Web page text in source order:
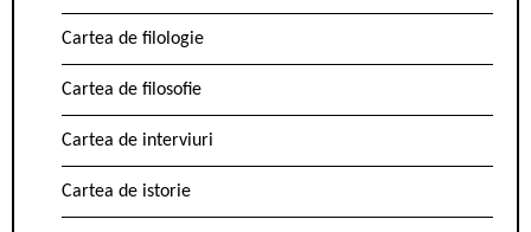
Cartea de filologie
Cartea de filosofie
Cartea de interviuri
Cartea de istorie